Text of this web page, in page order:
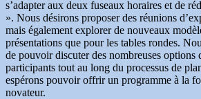
s’adapter aux deux fuseaux horaires et de
». Nous désirons proposer des réunions
mais également explorer de nouveaux
présentations que pour les tables rondes.
de pouvoir discuter des nombreuses options
participants tout au long du processus de
espérons pouvoir offrir un programme à la
novateur.